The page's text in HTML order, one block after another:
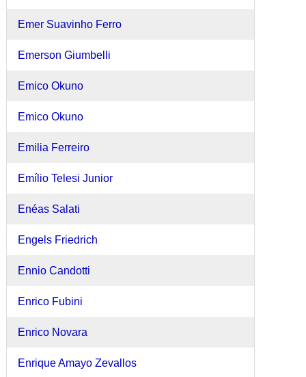
Emer Suavinho Ferro
Emerson Giumbelli
Emico Okuno
Emico Okuno
Emilia Ferreiro
Emílio Telesi Junior
Enéas Salati
Engels Friedrich
Ennio Candotti
Enrico Fubini
Enrico Novara
Enrique Amayo Zevallos